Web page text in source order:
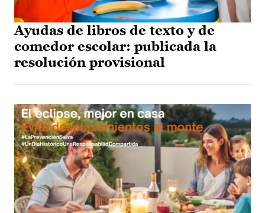
Ayudas de libros de texto y de
comedor escolar: publicada la
resolución provisional